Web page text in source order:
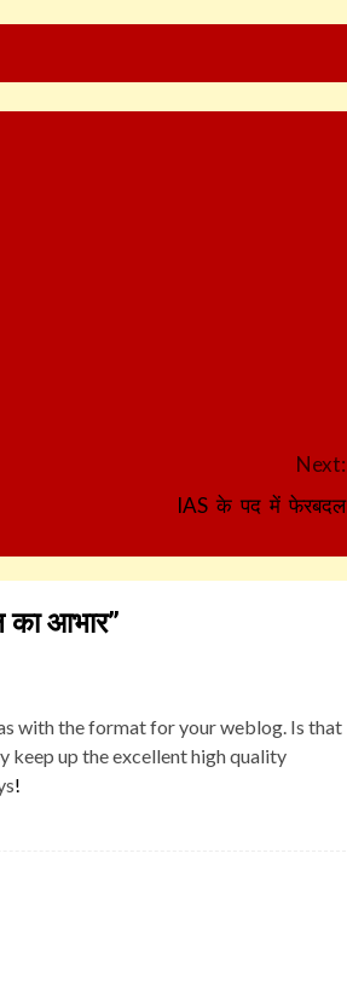
Next:
IAS के पद में फेरबदल
का आभार”
with the format for your weblog. Is that
keep up the excellent high quality
!